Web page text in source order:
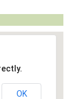
OK